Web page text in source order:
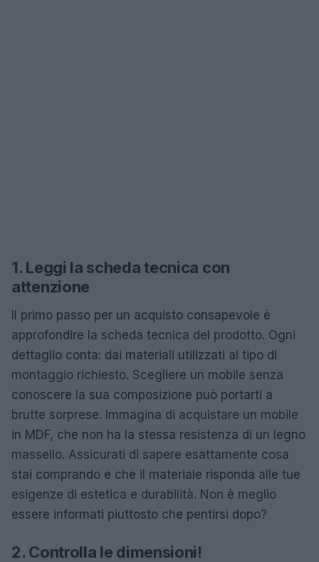
1. Leggi la scheda tecnica con
attenzione
Il primo passo per un acquisto consapevole è
approfondire la scheda tecnica del prodotto. Ogni
dettaglio conta: dai materiali utilizzati al tipo di
montaggio richiesto. Scegliere un mobile senza
conoscere la sua composizione può portarti a
brutte sorprese. Immagina di acquistare un mobile
in MDF, che non ha la stessa resistenza di un legno
massello. Assicurati di sapere esattamente cosa
stai comprando e che il materiale risponda alle tue
esigenze di estetica e durabilità. Non è meglio
essere informati piuttosto che pentirsi dopo?
2. Controlla le dimensioni!